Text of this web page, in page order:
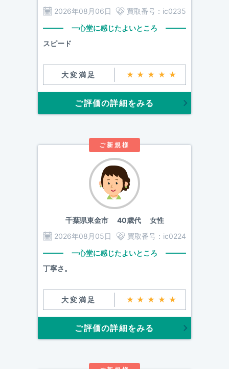
2026年08月06日
買取番号： ic0235
一心堂に感じたよいところ
スピード
大変満足 ★★★★★
ご評価の詳細をみる
ご新規様
千葉県東金市40歳代 女性
2026年08月05日
買取番号： ic0224
一心堂に感じたよいところ
丁寧さ。
大変満足 ★★★★★
ご評価の詳細をみる